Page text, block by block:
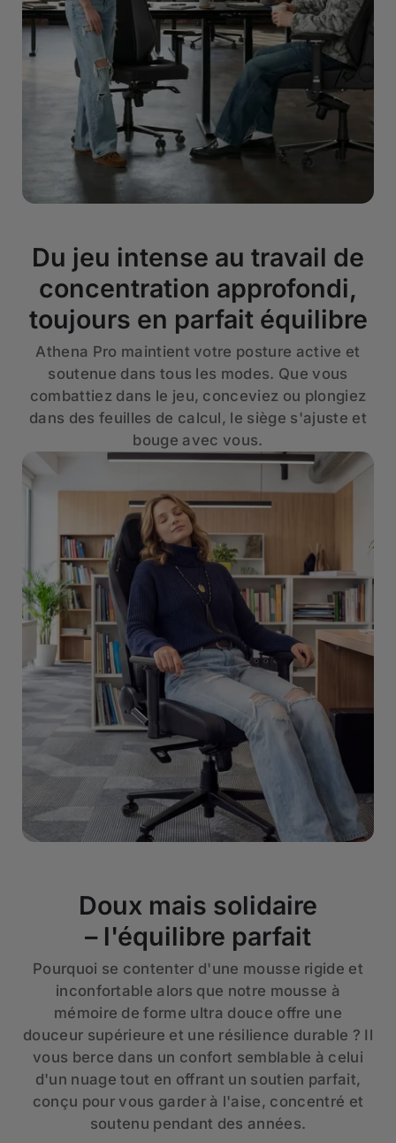
Du jeu intense au travail de
concentration approfondi,
toujours en parfait équilibre
Athena Pro maintient votre posture active et
soutenue dans tous les modes. Que vous
combattiez dans le jeu, conceviez ou plongiez
dans des feuilles de calcul, le siège s'ajuste et
bouge avec vous.
Doux mais solidaire
– l'équilibre parfait
Pourquoi se contenter d'une mousse rigide et
inconfortable alors que notre mousse à
mémoire de forme ultra douce offre une
douceur supérieure et une résilience durable ? Il
vous berce dans un confort semblable à celui
d'un nuage tout en offrant un soutien parfait,
conçu pour vous garder à l'aise, concentré et
soutenu pendant des années.